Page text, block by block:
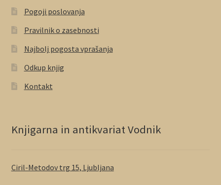
Pogoji poslovanja
Pravilnik o zasebnosti
Najbolj pogosta vprašanja
Odkup knjig
Kontakt
Knjigarna in antikvariat Vodnik
Ciril-Metodov trg 15, Ljubljana